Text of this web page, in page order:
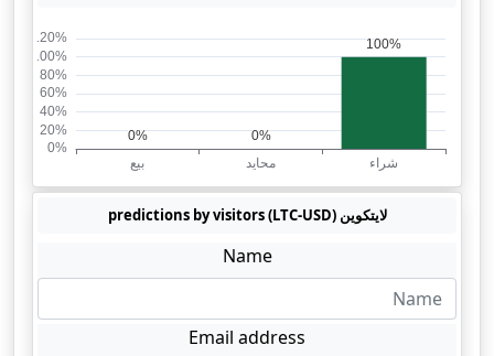
لايتكوين (LTC-USD) predictions by visitors
Name
Email address